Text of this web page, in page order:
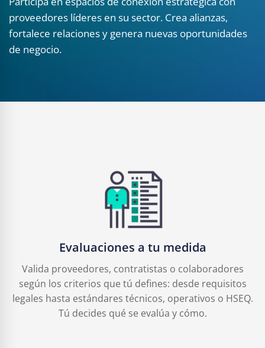
proveedores líderes en su sector. Crea alianzas,
fortalece relaciones y genera nuevas oportunidades
de negocio.
Evaluaciones a tu medida
Valida proveedores, contratistas o colaboradores
según los criterios que tú defines: desde requisitos
legales hasta estándares técnicos, operativos o HSEQ.
Tú decides qué se evalúa y cómo.